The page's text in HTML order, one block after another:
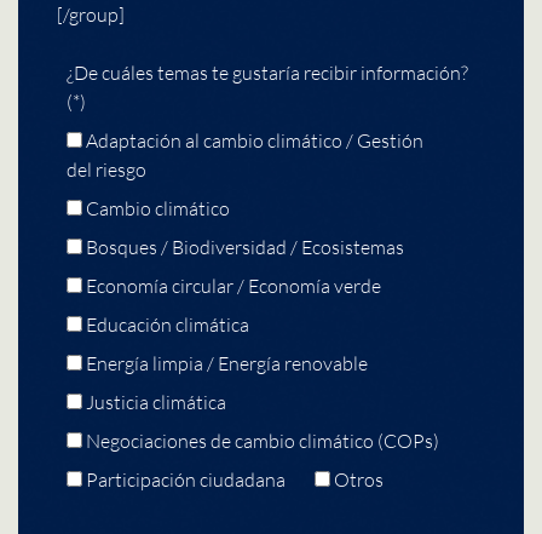
[/group]
¿De cuáles temas te gustaría recibir información?
(*)
Adaptación al cambio climático / Gestión
del riesgo
Cambio climático
Bosques / Biodiversidad / Ecosistemas
Economía circular / Economía verde
Educación climática
Energía limpia / Energía renovable
Justicia climática
Negociaciones de cambio climático (COPs)
Participación ciudadana
Otros